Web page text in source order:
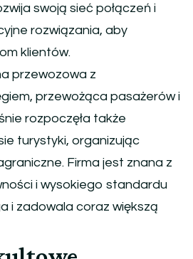
swoją sieć połączeń i
rozwiązania, aby
klientów.
przewozowa z
przewożąca pasażerów i
rozpoczęła także
turystyki, organizując
Firma jest znana z
i wysokiego standardu
i zadowala coraz większą